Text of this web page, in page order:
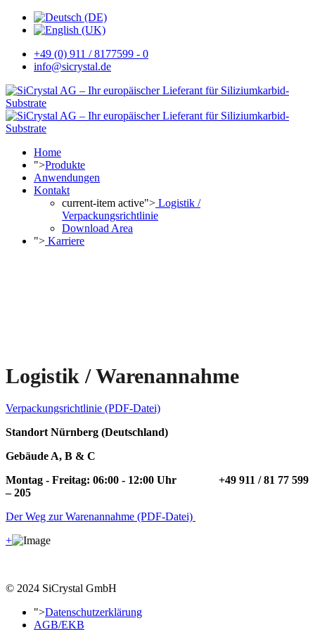
+49 (0) 911 / 8177599 - 0
info@sicrystal.de
Home
">Produkte
Anwendungen
Kontakt
current-item active"> Logistik /
Verpackungsrichtlinie
Download Area
"> Karriere
Logistik / Warenannahme
Verpackungsrichtlinie (PDF-Datei)
Standort Nürnberg (Deutschland)
Gebäude A, B & C
Montag - Freitag: 06:00 - 12:00 Uhr +49 911 / 81 77 599
– 205
Der Weg zur Warenannahme (PDF-Datei)
+
© 2024 SiCrystal GmbH
">Datenschutzerklärung
AGB/EKB